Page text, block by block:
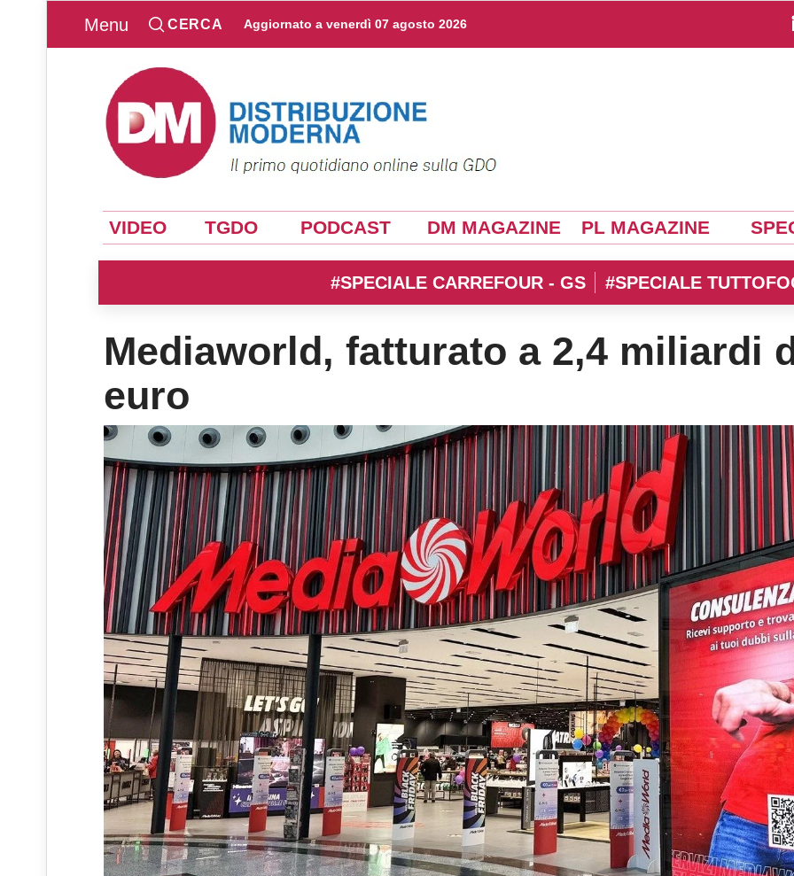
Menu CERCA Aggiornato a venerdì 07 agosto 2026
VIDEO TGDO PODCAST DM MAGAZINE PL MAGAZINE
#SPECIALE CARREFOUR - GS #SPECIALE
Mediaworld, fatturato a 2,4 miliardi
euro